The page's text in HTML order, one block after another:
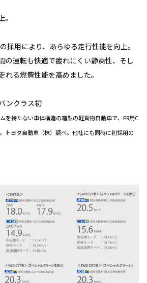
採用により、あらゆる走行性能を向上。
の運転も快適で疲れにくい静粛性、そし
れる燃費性能を高めました。
ンクラス初
を持たない車体構造の箱型の軽貨物自動車で、FR用C
トヨタ自動車（株）調べ。他社にも同時に初採用の